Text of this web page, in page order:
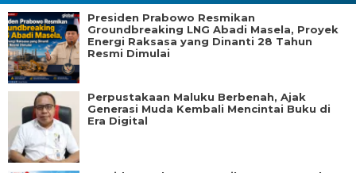
Presiden Prabowo Resmikan
Groundbreaking LNG Abadi Masela, Proyek
Energi Raksasa yang Dinanti 28 Tahun
Resmi Dimulai
Perpustakaan Maluku Berbenah, Ajak
Generasi Muda Kembali Mencintai Buku di
Era Digital